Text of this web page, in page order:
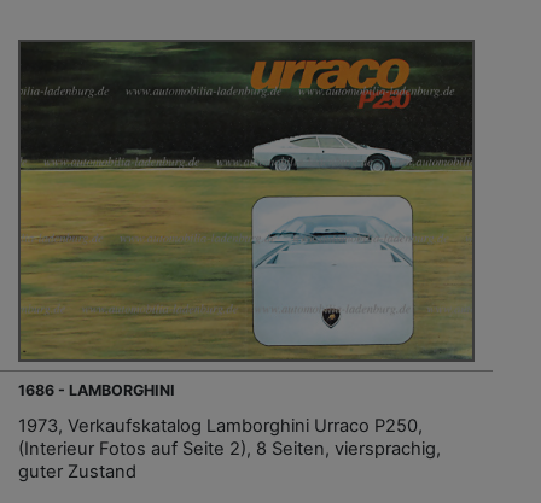
1686 - LAMBORGHINI
1973, Verkaufskatalog Lamborghini Urraco P250,
(Interieur Fotos auf Seite 2), 8 Seiten, viersprachig,
guter Zustand